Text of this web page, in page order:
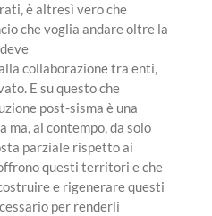
è altresì vero che
che voglia andare oltre la
collaborazione tra enti,
E su questo che
post-sisma è una
al contempo, da solo
parziale rispetto ai
questi territori e che
e rigenerare questi
per renderli